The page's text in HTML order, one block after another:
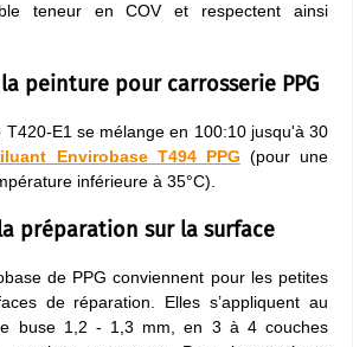
teneur en COV et respectent ainsi
peinture pour carrosserie PPG
T420-E1 se mélange en 100:10 jusqu'à 30
Envirobase T494 PPG (pour une
inférieure à 35°C).
préparation sur la surface
de PPG conviennent pour les petites
de réparation. Elles s’appliquent au
buse 1,2 - 1,3 mm, en 3 à 4 couches